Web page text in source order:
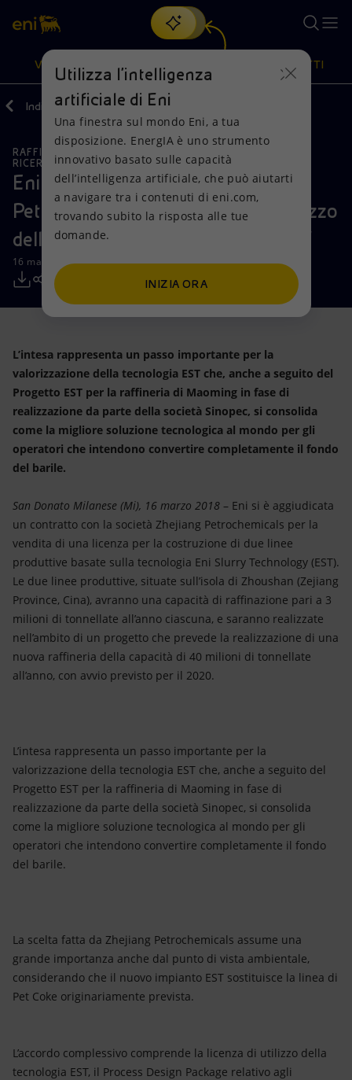
Cerca
scopri EnergIA, la nostra nuova soluzione di intelligenza
artificiale.
VISIONE
Visione
Mission e valori
Persone e Partnership
Net Zero
Modello satellitare
Energia accessibile
Innovazione
Scenari energetici
Azioni
Diversificazione energetica
Tecnologie per la transizione
Collaborazioni per l'innovazione
Attività nel mondo
PRODOTTI
Prodotti
Imprese
Mobilità
Indietro Media Comunicati Stampa
RAFFINAZIONE E BIORAFFINAZIONE
RICERCA, SVILUPPO E TECNOLOGIA
Eni: venduta a Zhejiang
Petrochemicals la licenza per l’utilizzo
della tecnologia di raffinazione EST
16 marzo 2018 - 10:30 CET
L’intesa rappresenta un passo importante per la
valorizzazione della tecnologia EST che, anche a seguito del
Progetto EST per la raffineria di Maoming in fase di
realizzazione da parte della società Sinopec, si consolida
come la migliore soluzione tecnologica al mondo per gli
operatori che intendono convertire completamente il fondo
del barile.
San Donato Milanese (Mi), 16 marzo 2018 – Eni si è aggiudicata
un contratto con la società Zhejiang Petrochemicals per la
vendita di una licenza per la costruzione di due linee
produttive basate sulla tecnologia Eni Slurry Technology (EST).
Le due linee produttive, situate sull’isola di Zhoushan (Zejiang
Province, Cina), avranno una capacità di raffinazione pari a 3
milioni di tonnellate all’anno ciascuna, e saranno realizzate
nell’ambito di un progetto che prevede la realizzazione di una
nuova raffineria della capacità di 40 milioni di tonnellate
all’anno, con avvio previsto per il 2020.
L’intesa rappresenta un passo importante per la
valorizzazione della tecnologia EST che, anche a seguito del
Progetto EST per la raffineria di Maoming in fase di
realizzazione da parte della società Sinopec, si consolida
come la migliore soluzione tecnologica al mondo per gli
operatori che intendono convertire completamente il fondo
del barile.
La scelta fatta da Zhejiang Petrochemicals assume una
grande importanza anche dal punto di vista ambientale,
considerando che il nuovo impianto EST sostituisce la linea di
Pet Coke originariamente prevista.
L’accordo complessivo comprende la licenza di utilizzo della
tecnologia EST, il Process Design Package relativo agli
Utilizza l'intelligenza
artificiale di Eni
Una finestra sul mondo Eni, a tua
disposizione. EnergIA è uno strumento
innovativo basato sulle capacità
dell’intelligenza artificiale, che può aiutarti
a navigare tra i contenuti di eni.com,
trovando subito la risposta alle tue
domande.
INIZIA ORA